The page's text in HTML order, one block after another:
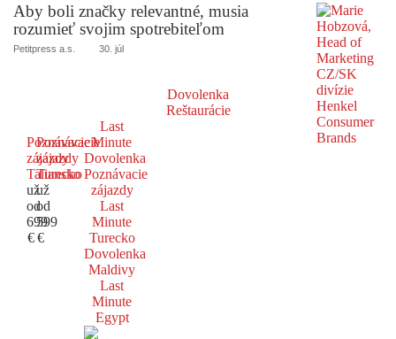
Aby boli značky relevantné, musia
rozumieť svojim spotrebiteľom
Petitpress a.s. 30. júl
Dovolenka
Reštaurácie
Poznávacie
zájazdy
Taliansko
už
od
699
€
Poznávacie
zájazdy
Turecko
už
od
599
€
Last
Minute
Dovolenka
Poznávacie
zájazdy
Last
Minute
Turecko
Dovolenka
Maldivy
Last
Minute
Egypt